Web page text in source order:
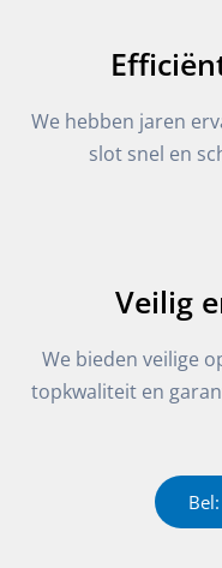
We hebben jaren
slot snel en
Veilig
We bieden veilige
topkwaliteit en